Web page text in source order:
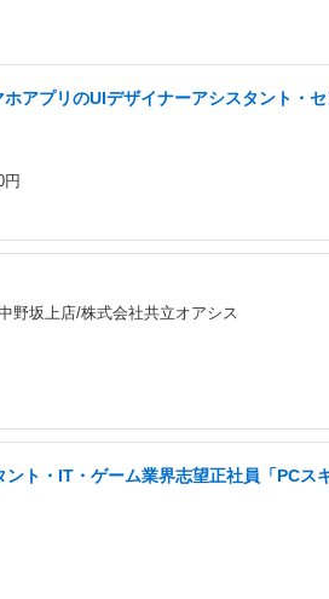
アプリのUIデザイナーアシスタント・
円
野坂上店/株式会社共立オアシス
ト・IT・ゲーム業界志望正社員「PCス